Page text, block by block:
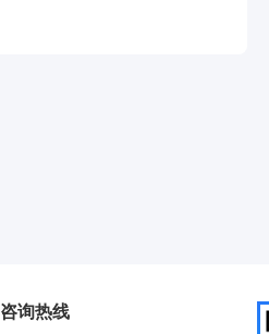
咨询热线